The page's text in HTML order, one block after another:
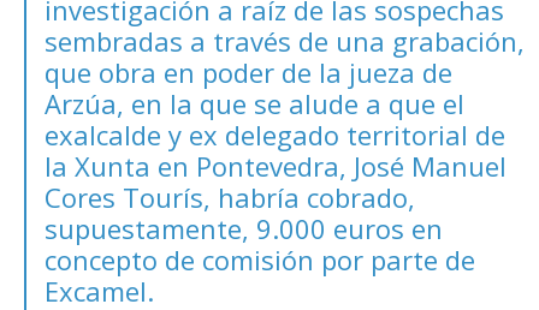
investigación a raíz de las sospechas
sembradas a través de una grabación,
que obra en poder de la jueza de
Arzúa, en la que se alude a que el
exalcalde y ex delegado territorial de
la Xunta en Pontevedra, José Manuel
Cores Tourís, habría cobrado,
supuestamente, 9.000 euros en
concepto de comisión por parte de
Excamel.